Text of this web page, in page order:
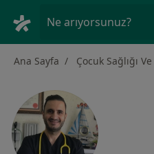
Ne arıyorsunuz?
Ana Sayfa Çocuk Sağlığı